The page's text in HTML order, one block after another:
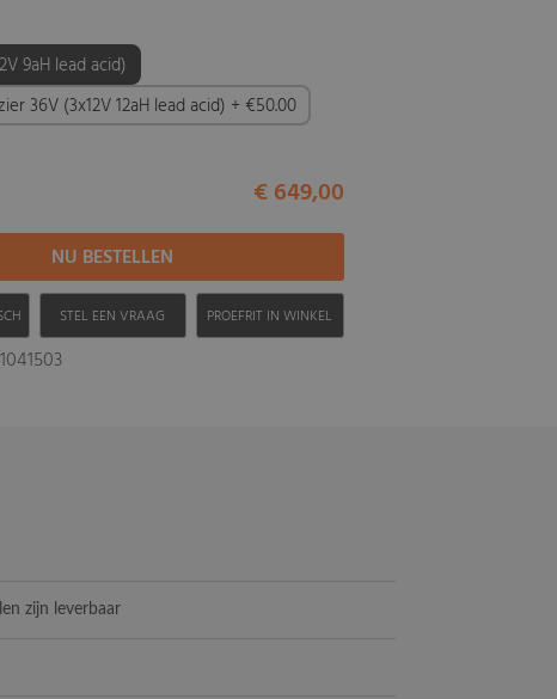
9aH lead acid)
36V (3x12V 12aH lead acid) + €50.00
€ 649,00
STEL EEN VRAAG PROEFRIT IN WINKEL
zijn leverbaar